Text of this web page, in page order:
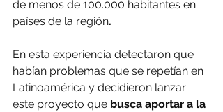
de menos de 100.000 habitantes en
países de la región.
En esta experiencia detectaron que
habían problemas que se repetían en
Latinoamérica y decidieron lanzar
este proyecto que busca aportar a la